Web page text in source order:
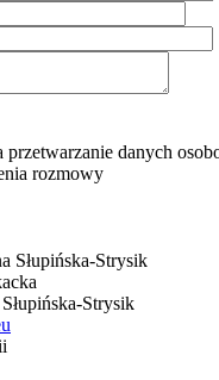
przetwarzanie danych
rozmowy
Strysik